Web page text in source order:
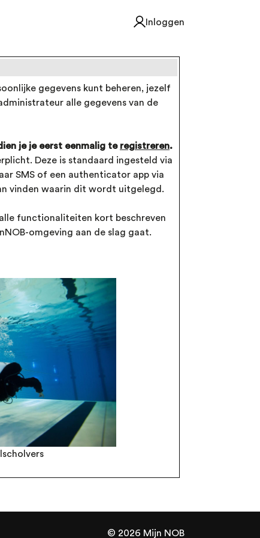
Inloggen
gegevens kunt beheren, jezelf
alle gegevens van de
je je eerst eenmalig te registreren.
Deze is standaard ingesteld via
SMS of een authenticator app via
vinden waarin dit wordt uitgelegd.
functionaliteiten kort beschreven
omgeving aan de slag gaat.
© 2026 Mijn NOB